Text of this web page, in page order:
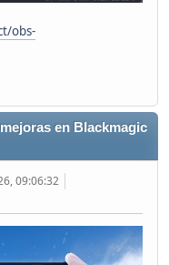
obs-
en Blackmagic
09:06:32